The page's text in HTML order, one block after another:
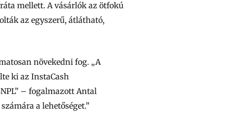
mellett. A vásárlók az ötfokú
az egyszerű, átlátható,
növekedni fog. „A
ki az InstaCash
– fogalmazott Antal
a lehetőséget.”